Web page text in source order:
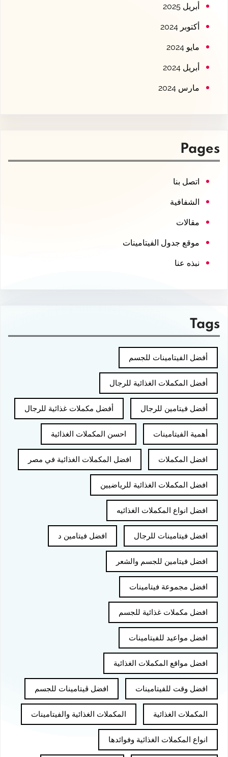
أبريل 2025
أكتوبر 2024
مايو 2024
أبريل 2024
مارس 2024
Pages
اتصل بنا
الشفافية
مقالات
موقع جدول الفيتامينات
نبذه عنا
Tags
أفضل الفيتامينات للجسم
أفضل المكملات الغذائية للرجال
أفضل فيتامين للرجال أفضل مكملات غذائية للرجال
أهمية الفيتامينات احسن المكملات الغذائية
افضل المكملات افضل المكملات الغذائية في مصر
افضل المكملات الغذائية للرياضيين
افضل انواع المكملات الغذائيه
افضل فيتامينات للرجال افضل فيتامين د
افضل فيتامين للجسم والشعر
افضل مجموعة فيتامينات
افضل مكملات غذائية للجسم
افضل مواعيد للفيتامينات
افضل مواقع المكملات الغذائية
افضل وقت للفيتامينات افضل ڤيتامينات للجسم
المكملات الغذائية المكملات الغذائية والفيتامينات
انواع المكملات الغذائية وفوائدها